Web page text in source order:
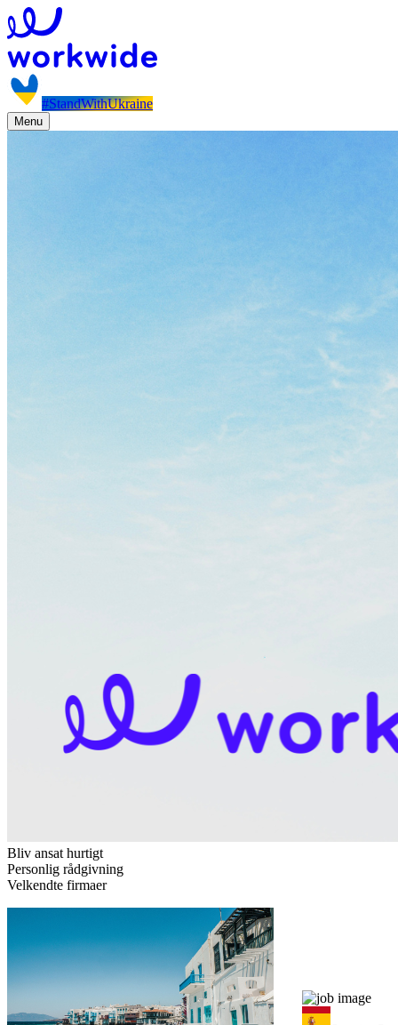
#StandWithUkraine
Menu
Bliv ansat hurtigt
Personlig rådgivning
Velkendte firmaer